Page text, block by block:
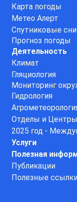
Карта погоды
Метео Алерт
Спутниковые
Прогноз погоды
Деятельность
Климат
Гляциология
Мониторинг
Гидрология
Отделы и Центры
2025 год -
Услуги
Полезная
Публикации
Полезные